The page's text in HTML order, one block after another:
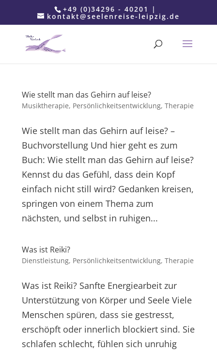
+49 (0)34296 - 40201 |
kontakt@seelenreise-leipzig.de
Wie stellt man das Gehirn auf leise?
Musiktherapie, Persönlichkeitsentwicklung, Therapie
Wie stellt man das Gehirn auf leise? –
Buchvorstellung Und hier geht es zum
Buch: Wie stellt man das Gehirn auf leise?
Kennst du das Gefühl, dass dein Kopf
einfach nicht still wird? Gedanken kreisen,
springen von einem Thema zum
nächsten, und selbst in ruhigen...
Was ist Reiki?
Dienstleistung, Persönlichkeitsentwicklung, Therapie
Was ist Reiki? Sanfte Energiearbeit zur
Unterstützung von Körper und Seele Viele
Menschen spüren, dass sie gestresst,
erschöpft oder innerlich blockiert sind. Sie
schlafen schlecht, fühlen sich unruhig